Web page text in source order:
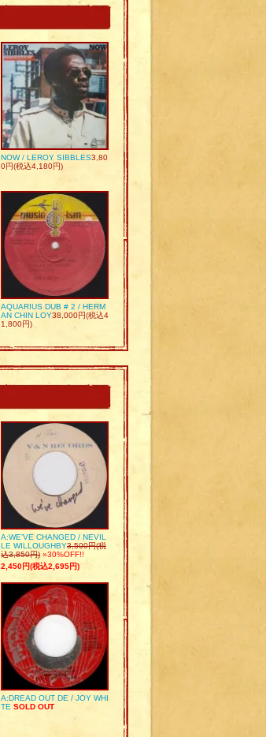
NOW / LEROY SIBBLES3,80
0円(税込4,180円)
AQUARIUS DUB # 2 / HERM
AN CHIN LOY38,000円(税込4
1,800円)
A:WE’VE CHANGED / NEVIL
LE WILLOUGHBY3,500円(税
込3,850円) »30%OFF!!
2,450円(税込2,695円)
A:DREAD OUT DE / JOY WHI
TE SOLD OUT